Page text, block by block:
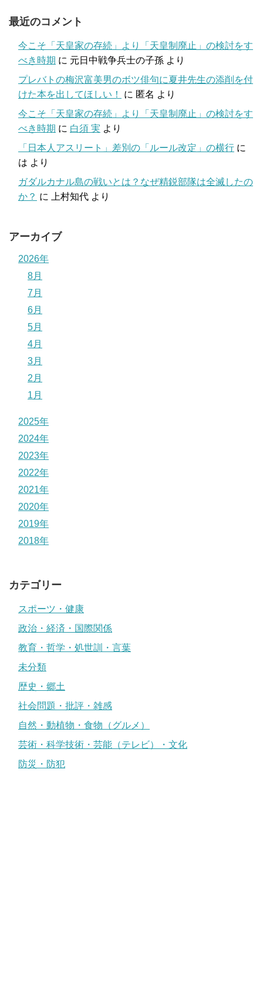
最近のコメント
今こそ「天皇家の存続」より「天皇制廃止」の検討をす
べき時期 に 元日中戦争兵士の子孫 より
プレバトの梅沢富美男のボツ俳句に夏井先生の添削を付
けた本を出してほしい！
に 匿名 より
今こそ「天皇家の存続」より「天皇制廃止」の検討をす
べき時期 に 白須 実 より
「日本人アスリート」差別の「ルール改定」の横行 に
は より
ガダルカナル島の戦いとは？なぜ精鋭部隊は全滅したの
か？ に 上村知代 より
アーカイブ
2026年
8月
7月
6月
5月
4月
3月
2月
1月
2025年
2024年
2023年
2022年
2021年
2020年
2019年
2018年
カテゴリー
スポーツ・健康
政治・経済・国際関係
教育・哲学・処世訓・言葉
未分類
歴史・郷土
社会問題・批評・雑感
自然・動植物・食物（グルメ）
芸術・科学技術・芸能（テレビ）・文化
防災・防犯